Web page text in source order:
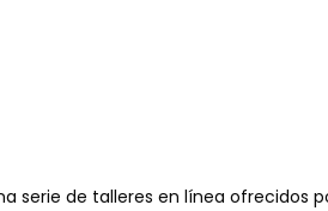
serie de talleres en línea ofrecidos